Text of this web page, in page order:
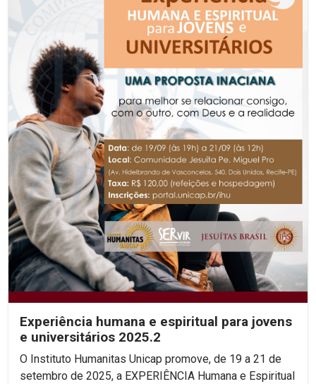
Experiência humana e espiritual para jovens
e universitários 2025.2
O Instituto Humanitas Unicap promove, de 19 a 21 de
setembro de 2025, a EXPERIÊNCIA Humana e Espiritual